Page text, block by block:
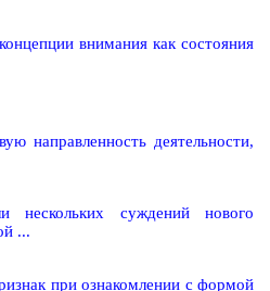
внимания как состояния
направленность деятельности,
нескольких суждений нового
...
при ознакомлении с формой